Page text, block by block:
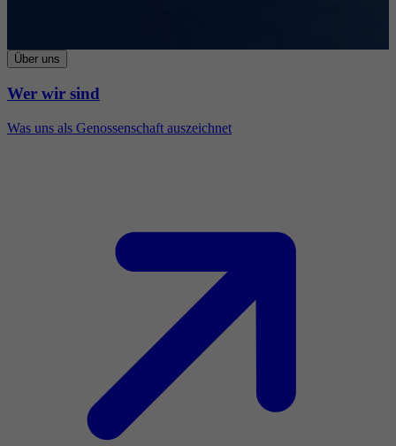
Über uns
Wer wir sind
Was uns als Genossenschaft auszeichnet